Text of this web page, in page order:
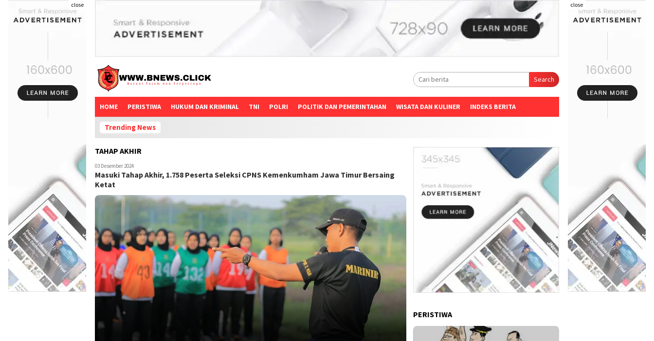
close close
Search
HOME PERISTIWA HUKUM DAN KRIMINAL TNI POLRI POLITIK DAN PEMERINTAHAN WISATA DAN KULINER INDEKS BERITA
Trending News
TAHAP AKHIR
03 Desember 2024
Masuki Tahap Akhir, 1.758 Peserta Seleksi CPNS Kemenkumham Jawa Timur Bersaing
Ketat
PERISTIWA